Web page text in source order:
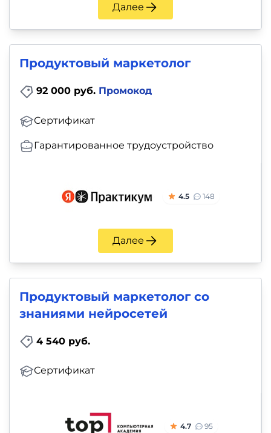
Далее
Продуктовый маркетолог
92 000 руб. Промокод
Сертификат
Гарантированное трудоустройство
4.5 148
Далее
Продуктовый маркетолог со
знаниями нейросетей
4 540 руб.
Сертификат
4.7 95